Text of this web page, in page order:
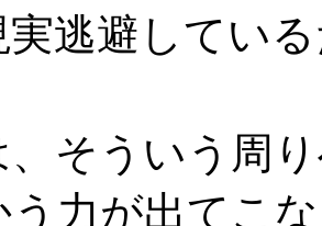
逃避してい
、そういう周
う力が出てこ